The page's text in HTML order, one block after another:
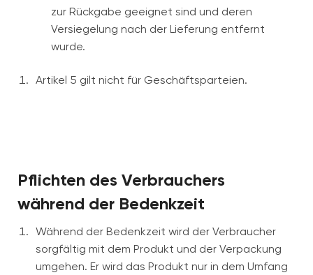
zur Rückgabe geeignet sind und deren
Versiegelung nach der Lieferung entfernt
wurde.
Artikel 5 gilt nicht für Geschäftsparteien.
Pflichten des Verbrauchers
während der Bedenkzeit
Während der Bedenkzeit wird der Verbraucher
sorgfältig mit dem Produkt und der Verpackung
umgehen. Er wird das Produkt nur in dem Umfang